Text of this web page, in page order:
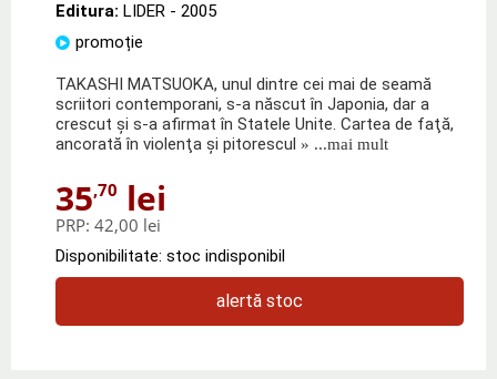
Editura: LIDER - 2005
promoție
TAKASHI MATSUOKA, unul dintre cei mai de seamă
scriitori contemporani, s-a născut în Japonia, dar a
crescut şi s-a afirmat în Statele Unite. Cartea de faţă,
ancorată în violenţa şi pitorescul » ...mai mult
35,70 lei
PRP: 42,00 lei
Disponibilitate: stoc indisponibil
alertă stoc